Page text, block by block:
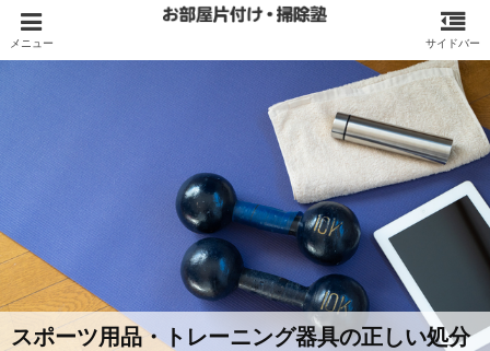
スポーツ用品・トレーニング器具の正しい処分